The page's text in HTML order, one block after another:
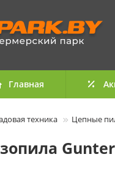
Главная
техника Цепные